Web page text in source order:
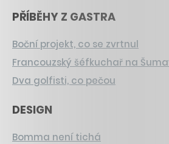
PŘÍBĚHY Z GASTRA
Boční projekt, co se zvrtnul
Francouzský šéfkuchař na
Dva golfisti, co pečou
DESIGN
Bomma není tichá